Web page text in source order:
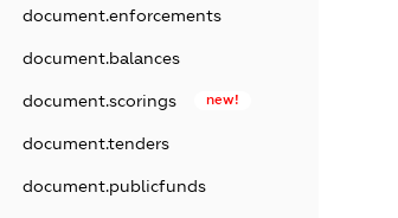
document.enforcements
document.balances
document.scorings new!
document.tenders
document.publicfunds